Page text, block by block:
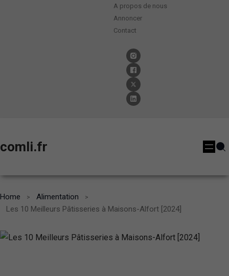
A propos de nous
Annoncer
Contact
comli.fr
Home
Alimentation
Les 10 Meilleurs Pâtisseries à Maisons-Alfort [2024]